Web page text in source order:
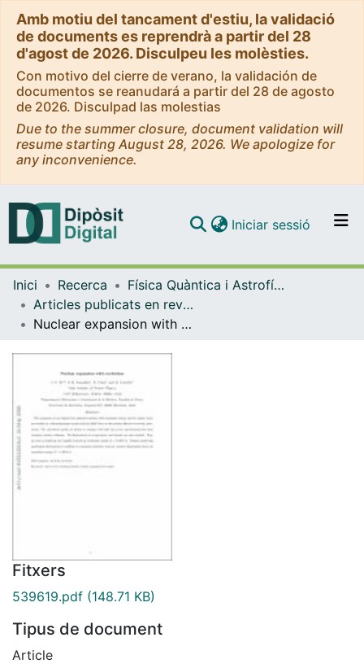
Amb motiu del tancament d'estiu, la validació
de documents es reprendrà a partir del 28
d'agost de 2026. Disculpeu les molèsties.
Con motivo del cierre de verano, la validación de
documentos se reanudará a partir del 28 de agosto
de 2026. Disculpad las molestias
Due to the summer closure, document validation will
resume starting August 28, 2026. We apologize for
any inconvenience.
Navega per tot el DD
Com publicar
Contacte
Iniciar sessió (current)
Inici Recerca
Física Quàntica i Astrofísica
Articles publicats en revistes (Física Quàntica i Astrofísica)
Nuclear expansion with excitation
Fitxers
539619.pdf (148.71 KB)
Tipus de document
Article